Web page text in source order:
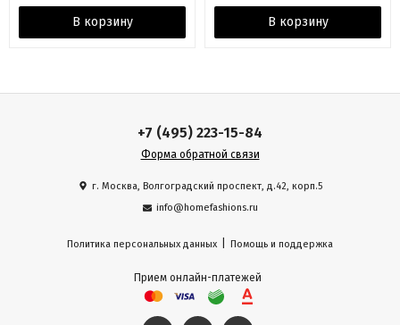
В корзину В корзину
+7 (495) 223-15-84
Форма обратной связи
г. Москва, Волгоградский проспект, д.42, корп.5
info@homefashions.ru
Политика персональных данных Помощь и поддержка
Прием онлайн-платежей